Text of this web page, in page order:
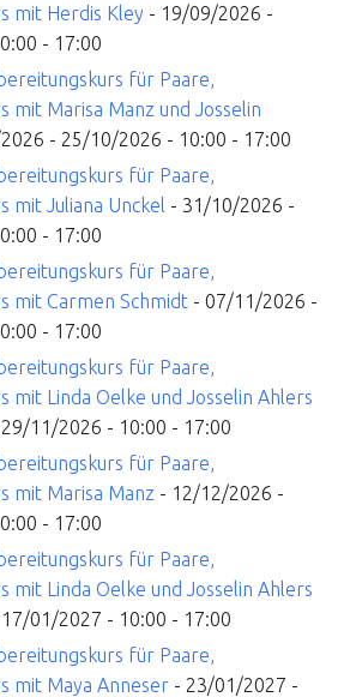
mit Herdis Kley - 19/09/2026 -
- 17:00
für Paare,
mit Marisa Manz und Josselin
- 25/10/2026 - 10:00 - 17:00
für Paare,
mit Juliana Unckel - 31/10/2026 -
- 17:00
für Paare,
mit Carmen Schmidt- 07/11/2026 -
- 17:00
für Paare,
mit Linda Oelke und Josselin Ahlers
11/2026 - 10:00 - 17:00
für Paare,
mit Marisa Manz - 12/12/2026 -
- 17:00
für Paare,
mit Linda Oelke und Josselin Ahlers
01/2027 - 10:00 - 17:00
für Paare,
mit Maya Anneser- 23/01/2027 -